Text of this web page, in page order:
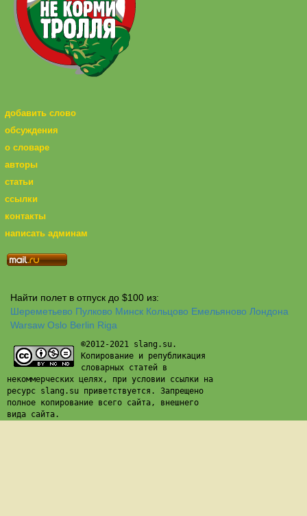
добавить слово
обсуждения
о словаре
авторы
статьи
ссылки
контакты
написать админам
Найти полет в отпуск до $100 из:
Шереметьево Пулково Минск Кольцово Емельяново Лондона
Warsaw Oslo Berlin Riga
©2012-2021 slang.su.
Копирование и републикация
словарных статей в
некоммерческих целях, при условии ссылки на
ресурс slang.su приветствуется. Запрещено
полное копирование всего сайта, внешнего
вида сайта.